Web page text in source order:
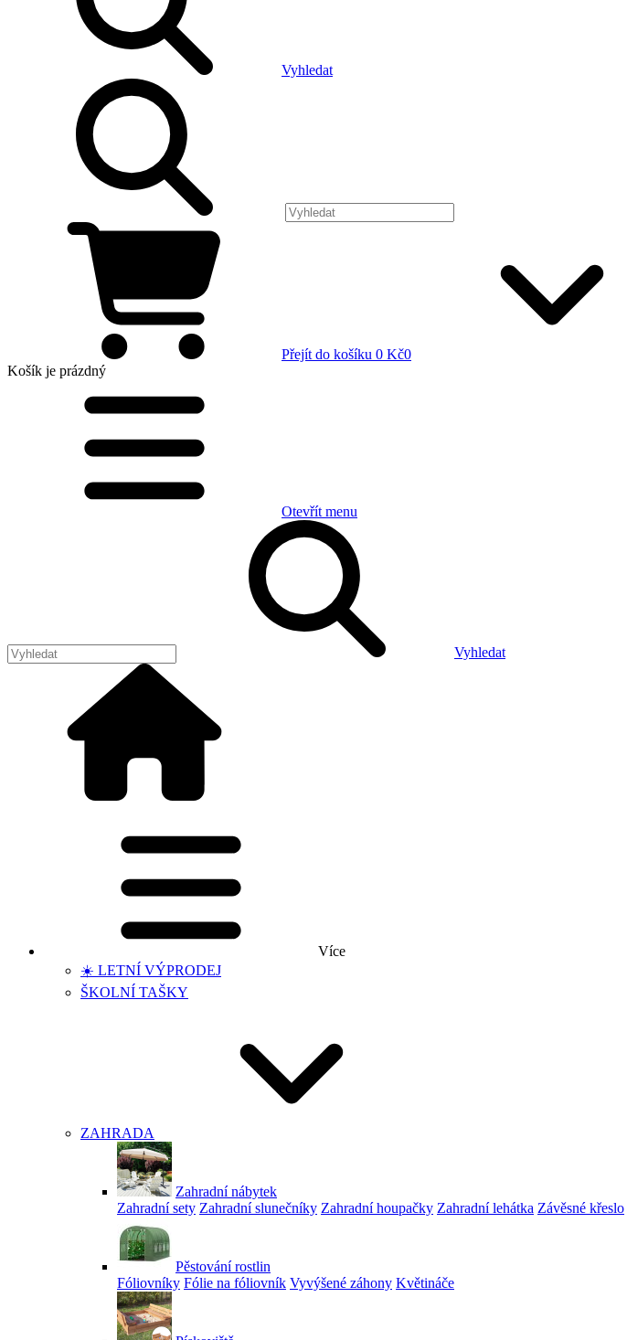
Vyhledat
Přejít do košíku 0 Kč0
Košík je prázdný
Otevřít menu
Vyhledat
Více
☀️ LETNÍ VÝPRODEJ
ŠKOLNÍ TAŠKY
ZAHRADA
Zahradní nábytek
Zahradní sety Zahradní slunečníky Zahradní houpačky Zahradní lehátka Závěsné křeslo
Pěstování rostlin
Fóliovníky Fólie na fóliovník Vyvýšené záhony Květináče